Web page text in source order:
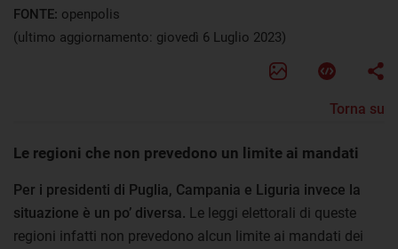
FONTE: openpolis
(ultimo aggiornamento: giovedì 6 Luglio 2023)
Torna su
Le regioni che non prevedono un limite ai mandati
Per i presidenti di Puglia, Campania e Liguria invece la
situazione è un po’ diversa. Le leggi elettorali di queste
regioni infatti non prevedono alcun limite ai mandati dei